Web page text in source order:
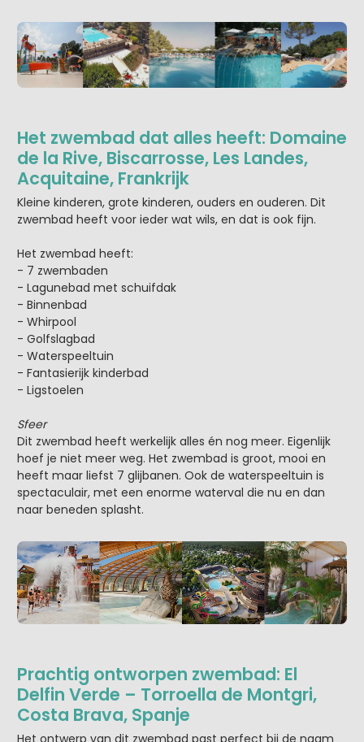
Het zwembad dat alles heeft: Domaine
de la Rive, Biscarrosse, Les Landes,
Acquitaine, Frankrijk
Kleine kinderen, grote kinderen, ouders en ouderen. Dit
zwembad heeft voor ieder wat wils, en dat is ook fijn.
Het zwembad heeft:
- 7 zwembaden
- Lagunebad met schuifdak
- Binnenbad
- Whirpool
- Golfslagbad
- Waterspeeltuin
- Fantasierijk kinderbad
- Ligstoelen
Sfeer
Dit zwembad heeft werkelijk alles én nog meer. Eigenlijk
hoef je niet meer weg. Het zwembad is groot, mooi en
heeft maar liefst 7 glijbanen. Ook de waterspeeltuin is
spectaculair, met een enorme waterval die nu en dan
naar beneden splasht.
Prachtig ontworpen zwembad: El
Delfin Verde – Torroella de Montgri,
Costa Brava, Spanje
Het ontwerp van dit zwembad past perfect bij de naam